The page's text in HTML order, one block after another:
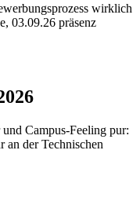
wirklich
03.09.26 präsenz
Campus-Feeling pur:
an der Technischen